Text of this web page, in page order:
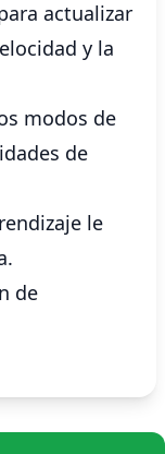
actualizar
y la
modos de
de
le
de